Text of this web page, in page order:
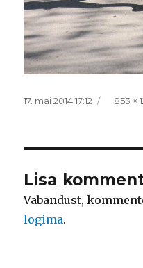
Postitatud
17. mai 2014 17:12 853 ×
Lisa
Vabandust,
logima.